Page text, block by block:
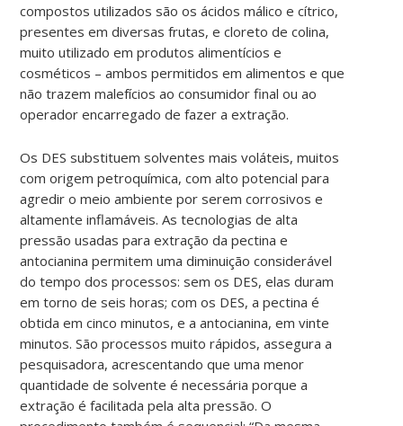
compostos utilizados são os ácidos málico e cítrico,
presentes em diversas frutas, e cloreto de colina,
muito utilizado em produtos alimentícios e
cosméticos – ambos permitidos em alimentos e que
não trazem malefícios ao consumidor final ou ao
operador encarregado de fazer a extração.
Os DES substituem solventes mais voláteis, muitos
com origem petroquímica, com alto potencial para
agredir o meio ambiente por serem corrosivos e
altamente inflamáveis. As tecnologias de alta
pressão usadas para extração da pectina e
antocianina permitem uma diminuição considerável
do tempo dos processos: sem os DES, elas duram
em torno de seis horas; com os DES, a pectina é
obtida em cinco minutos, e a antocianina, em vinte
minutos. São processos muito rápidos, assegura a
pesquisadora, acrescentando que uma menor
quantidade de solvente é necessária porque a
extração é facilitada pela alta pressão. O